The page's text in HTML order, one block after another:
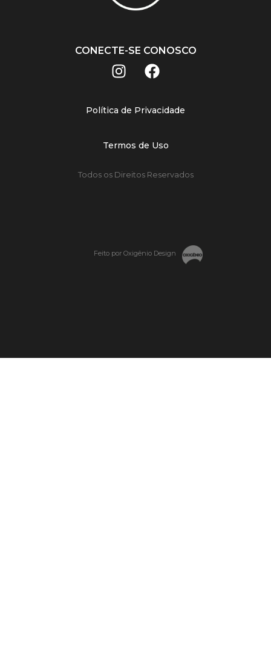
CONECTE-SE CONOSCO
Política de Privacidade
Termos de Uso
Todos os Direitos Reservados
Feito por Oxigênio Design